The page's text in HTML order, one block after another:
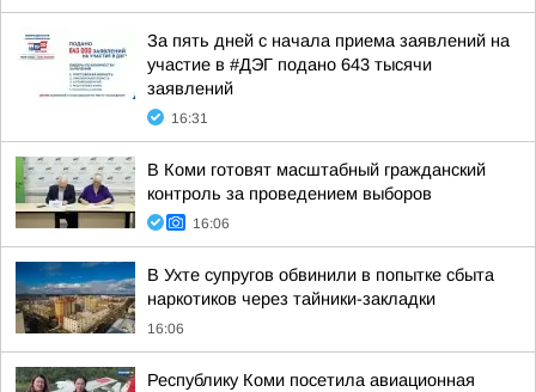
За пять дней с начала приема заявлений на
участие в #ДЭГ подано 643 тысячи
заявлений
16:31
В Коми готовят масштабный гражданский
контроль за проведением выборов
16:06
В Ухте супругов обвинили в попытке сбыта
наркотиков через тайники-закладки
16:06
Республику Коми посетила авиационная